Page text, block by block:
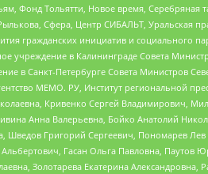
Тольятти, Новое время, Серебряная
Сфера, Центр СИБАЛЬТ, Уральская
гражданских инициатив и социального
в Калининграде Совета
в Санкт-Петербурге Совета Министров
МЕМО. РУ, Институт региональной
Кривенко Сергей
Анна Валерьевна, Бойко Анатолий
Григорий Сергеевич, Пономарев
Гасан Ольга Павловна,
Золотарева Екатерина